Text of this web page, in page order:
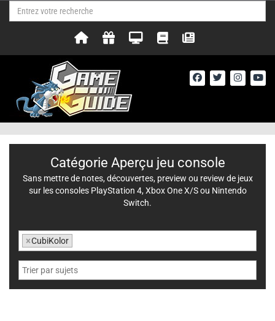
Catégorie Aperçu jeu console
Sans mettre de notes, découvertes, preview ou review de jeux
sur les consoles PlayStation 4, Xbox One X/S ou Nintendo
Switch.
×CubiKolor